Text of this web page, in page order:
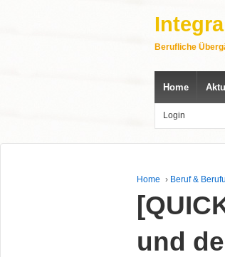
Berufliche
Home
Login
Home › Beruf &
und